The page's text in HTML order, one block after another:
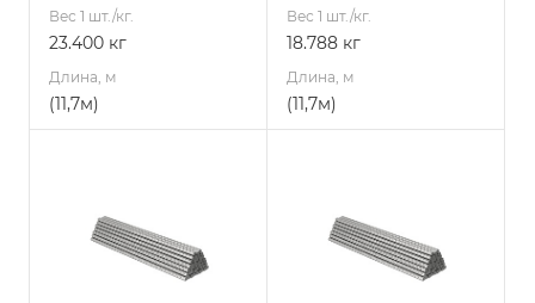
Вес 1 шт./кг.
23.400 кг
Длина, м
(11,7м)
Вес 1 шт./кг.
18.788 кг
Длина, м
(11,7м)